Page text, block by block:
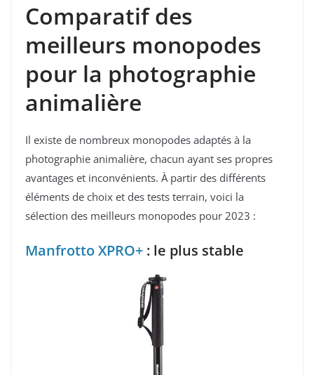
Comparatif des
meilleurs monopodes
pour la photographie
animalière
Il existe de nombreux monopodes adaptés à la
photographie animalière, chacun ayant ses propres
avantages et inconvénients. À partir des différents
éléments de choix et des tests terrain, voici la
sélection des meilleurs monopodes pour 2023 :
Manfrotto XPRO+ : le plus stable